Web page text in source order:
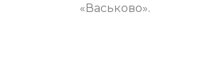
«Васьково».